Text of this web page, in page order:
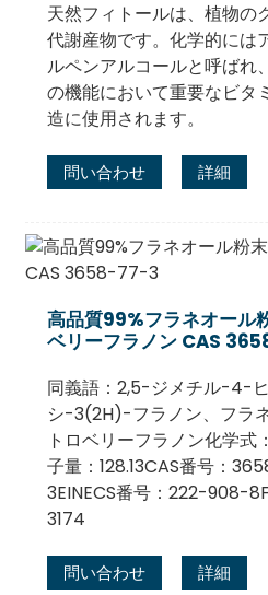
天然フィトールは、植物の
代謝産物です。化学的には
ルペンアルコールと呼ばれ
の機能において重要なビタ
造に使用されます。
問い合わせ 詳細
高品質99%フラネオール
ベリーフラノン CAS
同義語：2,5-ジメチル-4-
シ-3(2H)-フラノン、フラ
トロベリーフラノン化学式
子量：128.13CAS番号：
3EINECS番号：222-908-
3174
問い合わせ 詳細